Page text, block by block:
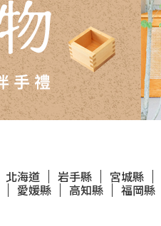
北海道 岩手縣 宮城縣
愛媛縣 高知縣 福岡縣